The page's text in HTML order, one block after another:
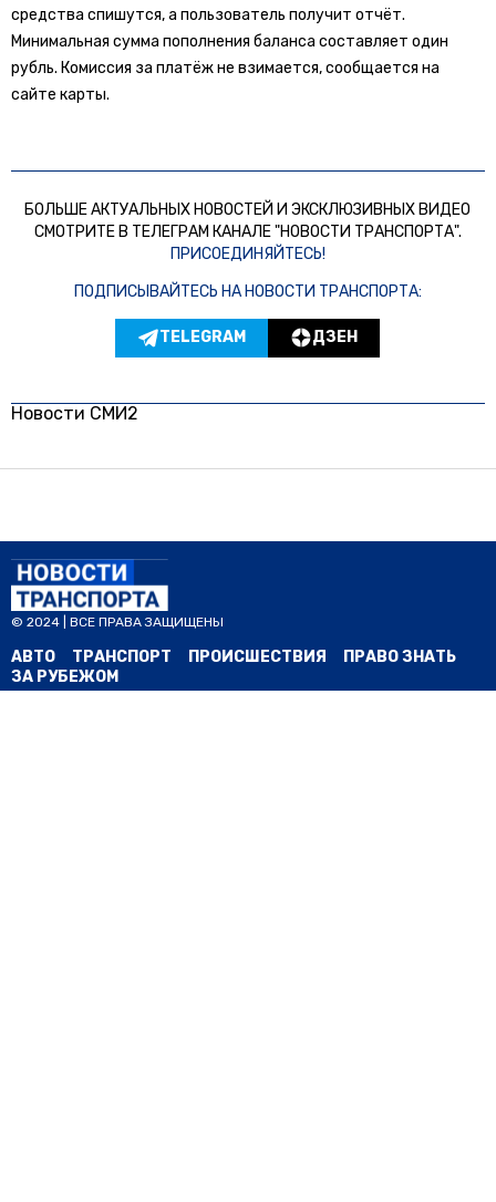
средства спишутся, а пользователь получит отчёт.
Минимальная сумма пополнения баланса составляет один
рубль. Комиссия за платёж не взимается, сообщается на
сайте карты.
БОЛЬШЕ АКТУАЛЬНЫХ НОВОСТЕЙ И ЭКСКЛЮЗИВНЫХ ВИДЕО
СМОТРИТЕ В ТЕЛЕГРАМ КАНАЛЕ "НОВОСТИ ТРАНСПОРТА".
ПРИСОЕДИНЯЙТЕСЬ!
ПОДПИСЫВАЙТЕСЬ НА НОВОСТИ ТРАНСПОРТА:
TELEGRAM ДЗЕН
Новости СМИ2
© 2024 | ВСЕ ПРАВА ЗАЩИЩЕНЫ
АВТО ТРАНСПОРТ ПРОИСШЕСТВИЯ
ПРАВО ЗНАТЬ
ЗА РУБЕЖОМ